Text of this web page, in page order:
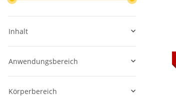
Inhalt
Anwendungsbereich
Körperbereich